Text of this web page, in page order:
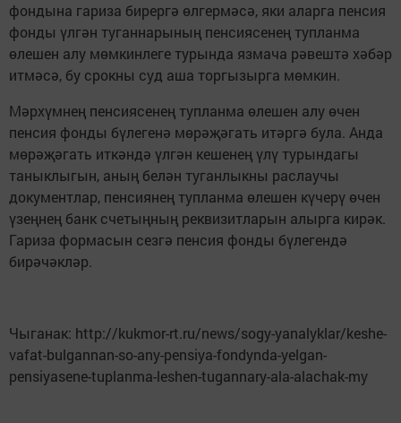
фондына гариза бирергә өлгермәсә, яки аларга пенсия
фонды үлгән туганнарының пенсиясенең тупланма
өлешен алу мөмкинлеге турында язмача рәвештә хәбәр
итмәсә, бу срокны суд аша торгызырга мөмкин.
Мәрхүмнең пенсиясенең тупланма өлешен алу өчен
пенсия фонды бүлегенә мөрәҗәгать итәргә була. Анда
мөрәҗәгать иткәндә үлгән кешенең үлү турындагы
таныклыгын, аның белән туганлыкны раслаучы
документлар, пенсиянең тупланма өлешен күчерү өчен
үзеңнең банк счетыңның реквизитларын алырга кирәк.
Гариза формасын сезгә пенсия фонды бүлегендә
бирәчәкләр.
Чыганак: http://kukmor-rt.ru/news/sogy-yanalyklar/keshe-
vafat-bulgannan-so-any-pensiya-fondynda-yelgan-
pensiyasene-tuplanma-leshen-tugannary-ala-alachak-my